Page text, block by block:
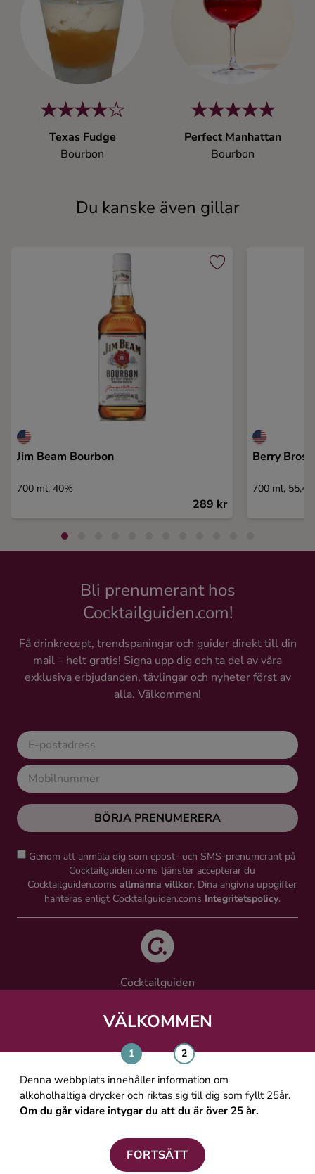
VÄLKOMMEN
Denna webbplats innehåller information om
alkoholhaltiga drycker och riktas sig till dig som fyllt 25år.
Om du går vidare intygar du att du är över 25 år.
FORTSÄTT
Texas Fudge
Bourbon
Perfect Manhattan
Bourbon
Du kanske även gillar
Jim Beam Bourbon
700 ml, 40%
289 kr
Berry Bros
700 ml,
Bli prenumerant hos
Cocktailguiden.com!
Få drinkrecept, trendspaningar och guider direkt till din
mail – helt gratis! Signa upp dig och ta del av våra
exklusiva erbjudanden, tävlingar och nyheter först av
alla. Välkommen!
BÖRJA PRENUMERERA
Genom att anmäla dig som epost- och SMS-prenumerant på
Cocktailguiden.coms tjänster accepterar du
Cocktailguiden.coms allmänna villkor. Dina angivna uppgifter
hanteras enligt Cocktailguiden.coms Integritetspolicy.
Cocktailguiden
Västra Järnvägsgatan 21, 111 64 Stockholm
ALLMÄNNA VILLKOR
PERSONUPPGIFTSPOLICY